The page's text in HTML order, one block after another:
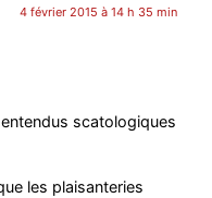
4 février 2015 à 14 h 35 min
scatologiques
les plaisanteries